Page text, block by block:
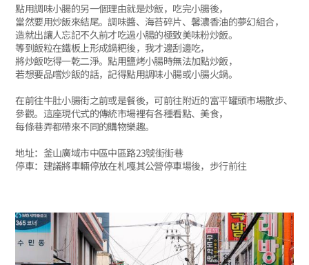
點用調味小腸的另一個理由就是炒飯，吃完小腸後，
當然要用炒飯來結尾。調味醬、海苔碎片、馨濃香油的夢幻組合，
造就出讓人忘記不久前才吃過小腸的極致美味粉炒飯。
等到飯粒在鐵板上形成鍋粑後，我才邊刮邊吃，
將炒飯吃得一乾二淨。點用鹽烤小腸時無法加點炒飯，
若想要品嚐炒飯的話，記得點用調味小腸或小腸火鍋。
在前往牛肚小腸街之前或是餐後，可前往附近的富平罐頭市場散步、
參觀。這座現代式的傳統市場裡有各種看點、美食，
每條巷弄都帶來不同的購物樂趣。
地址：釜山廣域市中區中區路23號街街巷
停車：建議將車輛停放在札嘎其公營停車場後，步行前往